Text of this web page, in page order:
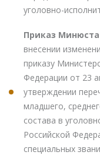
уголовно-
Приказ Минюста
внесении
приказу
Федерации от 23
утверждении
младшего,
состава в
Российской
специальных